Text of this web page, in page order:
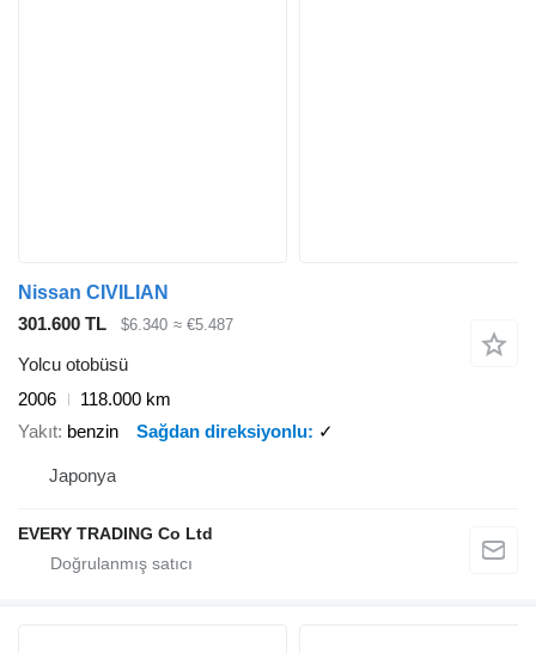
Nissan CIVILIAN
301.600 TL
$6.340 ≈ €5.487
Yolcu otobüsü
2006
118.000 km
Yakıt benzin Sağdan direksiyonlu ✓
Japonya
EVERY TRADING Co Ltd